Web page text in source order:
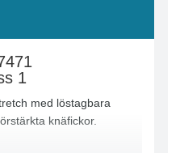
1
med löstagbara
knäfickor.